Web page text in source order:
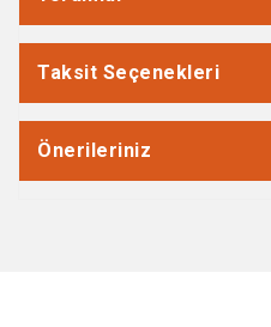
Taksit Seçenekleri
Önerileriniz